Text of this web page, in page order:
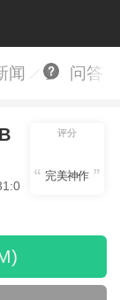
闻 问答
评分
完美神作